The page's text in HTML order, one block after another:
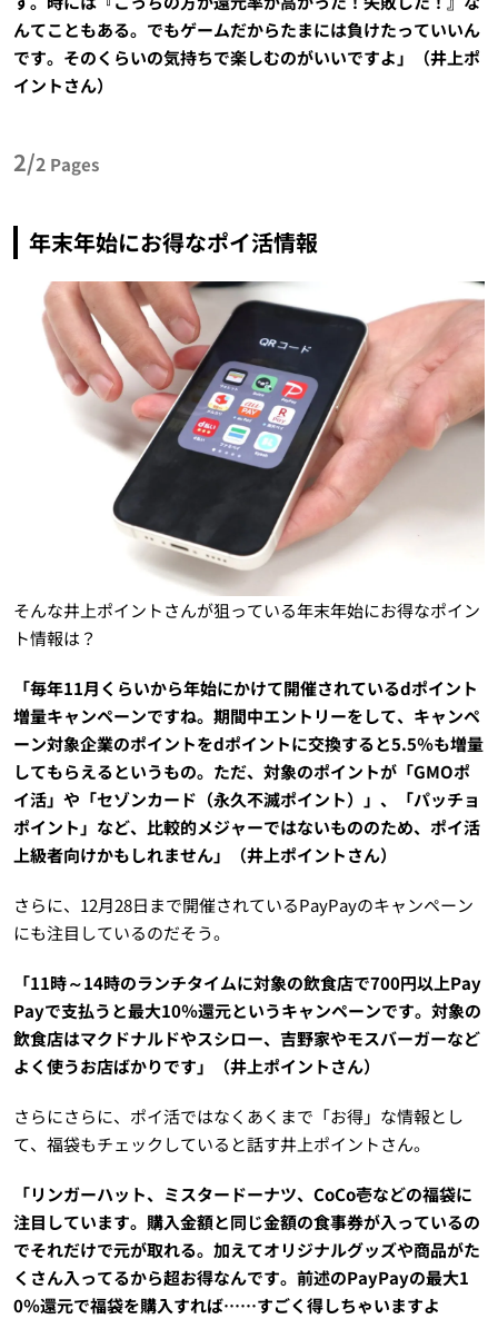
んてこともある。でもゲームだからたまには負けたっていいん
です。そのくらいの気持ちで楽しむのがいいですよ」（井上ポ
イントさん）
2/2 Pages
年末年始にお得なポイ活情報
そんな井上ポイントさんが狙っている年末年始にお得なポイン
ト情報は？
「毎年11月くらいから年始にかけて開催されているdポイント
増量キャンペーンですね。期間中エントリーをして、キャンペ
ーン対象企業のポイントをdポイントに交換すると5.5％も増量
してもらえるというもの。ただ、対象のポイントが「GMOポ
イ活」や「セゾンカード（永久不滅ポイント）」、「パッチョ
ポイント」など、比較的メジャーではないもののため、ポイ活
上級者向けかもしれません」（井上ポイントさん）
さらに、12月28日まで開催されているPayPayのキャンペーン
にも注目しているのだそう。
「11時～14時のランチタイムに対象の飲食店で700円以上Pay
Payで支払うと最大10％還元というキャンペーンです。対象の
飲食店はマクドナルドやスシロー、吉野家やモスバーガーなど
よく使うお店ばかりです」（井上ポイントさん）
さらにさらに、ポイ活ではなくあくまで「お得」な情報とし
て、福袋もチェックしていると話す井上ポイントさん。
「リンガーハット、ミスタードーナツ、CoCo壱などの福袋に
注目しています。購入金額と同じ金額の食事券が入っているの
でそれだけで元が取れる。加えてオリジナルグッズや商品がた
くさん入ってるから超お得なんです。前述のPayPayの最大1
0％還元で福袋を購入すれば……すごく得しちゃいますよ